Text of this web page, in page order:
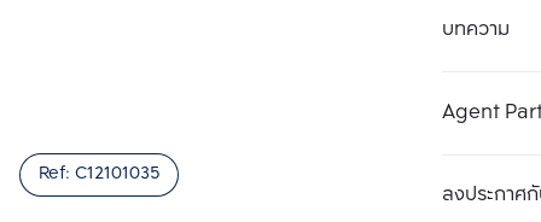
บทความ
Agent
ลงประกาศกั
Ref: C12101035